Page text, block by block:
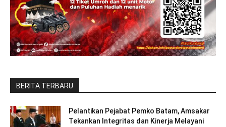
BERITA TERBARU
Pelantikan Pejabat Pemko Batam, Amsakar
Tekankan Integritas dan Kinerja Melayani